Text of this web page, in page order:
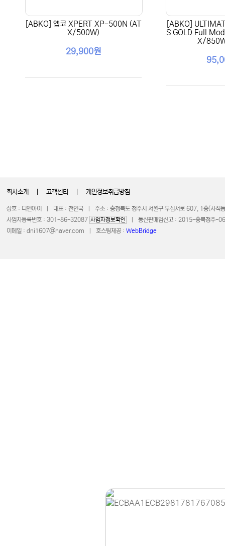
[ABKO] 앱코 XPERT XP-500N (AT
X/500W)
29,900원
[ABKO]
S GOLD Full
X/
회사소개 고객센터 개인정보취급방침
상호 : 디앤아이 | 대표 : 천인국 | 주소 : 충청북도 청주시 서원구 무심서로 607, 1층(사직
사업자등록번호 : 301-86-32087 사업자정보확인
| 통신판매업신고 : 2015-충북청
이메일 : dni1607@naver.com | 호스팅제공 : WebBridge